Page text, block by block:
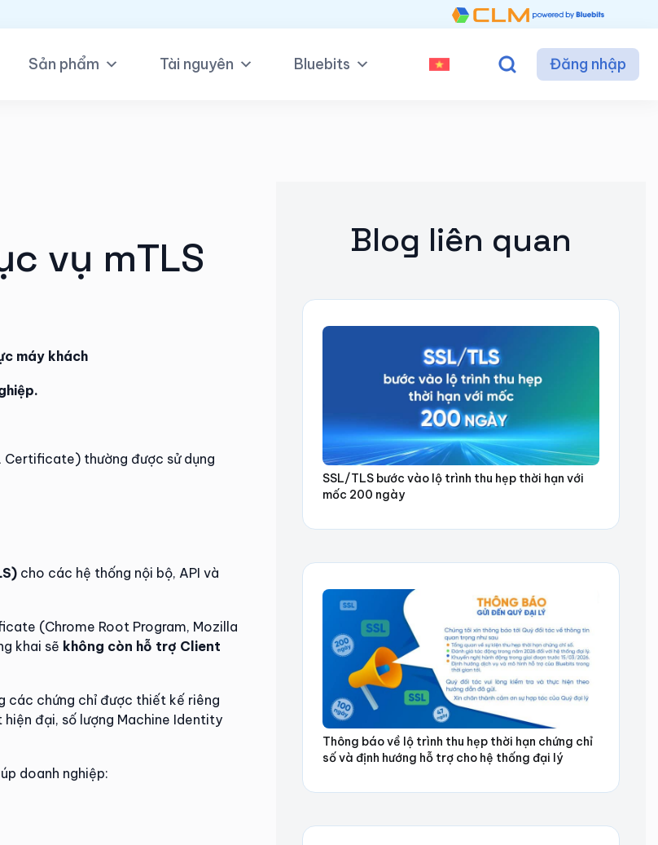
Sản phẩm Tài nguyên Bluebits Đăng nhập
vụ mTLS
máy khách
Certificate) thường được sử dụng
cho các hệ thống nội bộ, API và
(Chrome Root Program, Mozilla
khai sẽ không còn hỗ trợ Client
các chứng chỉ được thiết kế riêng
đại, số lượng Machine Identity
doanh nghiệp:
Blog liên quan
SSL/TLS bước vào lộ trình thu hẹp thời hạn với
mốc 200 ngày
Thông báo về lộ trình thu hẹp thời hạn chứng chỉ
số và định hướng hỗ trợ cho hệ thống đại lý